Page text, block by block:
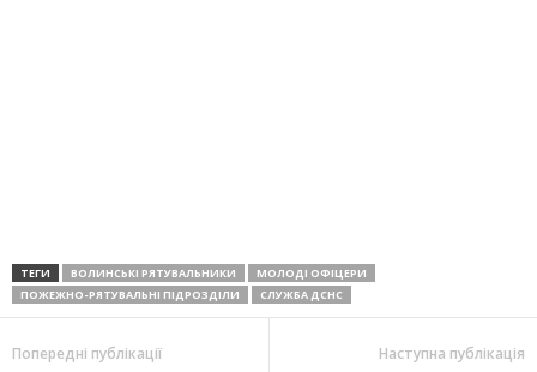
ТЕГИ ВОЛИНСЬКІ РЯТУВАЛЬНИКИ
МОЛОДІ ОФІЦЕРИ
ПОЖЕЖНО-РЯТУВАЛЬНІ ПІДРОЗДІЛИ
СЛУЖБА ДСНС
Попередні публікації Наступна публікація